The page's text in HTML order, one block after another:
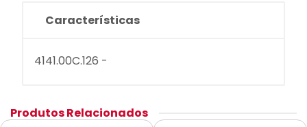
Características
4141.00C.126 -
Produtos Relacionados